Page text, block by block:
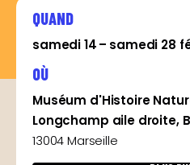
QUAND
samedi 14 – samedi 28
OÙ
Muséum d'Histoire
Longchamp aile droite,
13004 Marseille